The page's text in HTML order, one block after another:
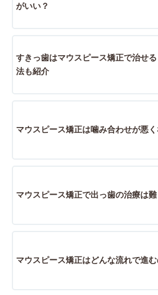
がいい？
すきっ歯はマウスピース矯正で治せ
法も紹介
マウスピース矯正は噛み合わせが悪
マウスピース矯正で出っ歯の治療は
マウスピース矯正はどんな流れで進